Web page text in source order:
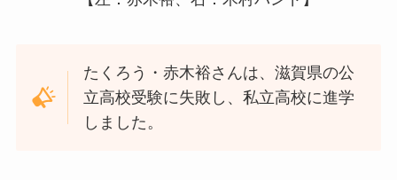
たくろう・赤木裕さんは、滋賀県の公
立高校受験に失敗し、私立高校に進学
しました。